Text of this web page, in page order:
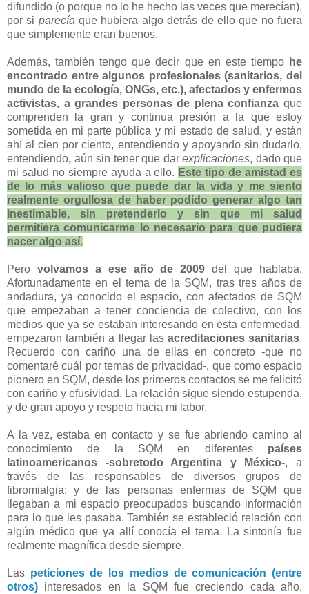
difundido (o porque no lo he hecho las veces que merecían),
por si parecía que hubiera algo detrás de ello que no fuera
que simplemente eran buenos.
Además, también tengo que decir que en este tiempo he
encontrado entre algunos profesionales (sanitarios, del
mundo de la ecología, ONGs, etc.), afectados y enfermos
activistas, a grandes personas de plena confianza que
comprenden la gran y continua presión a la que estoy
sometida en mi parte pública y mi estado de salud, y están
ahí al cien por ciento, entendiendo y apoyando sin dudarlo,
entendiendo, aún sin tener que dar explicaciones, dado que
mi salud no siempre ayuda a ello. Este tipo de amistad es
de lo más valioso que puede dar la vida y me siento
realmente orgullosa de haber podido generaralgo tan
inestimable, sin pretenderlo y sin que mi salud
permitiera comunicarme lo necesario para que pudiera
nacer algo así.
Pero volvamos a ese año de 2009 del que hablaba.
Afortunadamente en el tema de la SQM, tras tres años de
andadura, ya conocido el espacio, con afectados de SQM
que empezaban a tener conciencia de colectivo, con los
medios que ya se estaban interesando en esta enfermedad,
empezaron también a llegar las acreditaciones sanitarias.
Recuerdo con cariño una de ellas en concreto -que no
comentaré cuál por temas de privacidad-, que como espacio
pionero en SQM, desde los primeros contactos se me felicitó
con cariño y efusividad. La relación sigue siendo estupenda,
y de gran apoyo y respeto hacia mi labor.
A la vez, estaba en contacto y se fue abriendo camino al
conocimiento de la SQM en diferentes países
latinoamericanos -sobretodo Argentina y México-, a
través de las responsables de diversos grupos de
fibromialgia; y de las personas enfermas de SQM que
llegaban a mi espacio preocupados buscando información
para lo que les pasaba. También se estableció relación con
algún médico que ya allí conocía el tema. La sintonía fue
realmente magnífica desde siempre.
Las peticiones de los medios de comunicación (entre
otros) interesados en la SQM fue creciendo cada año,